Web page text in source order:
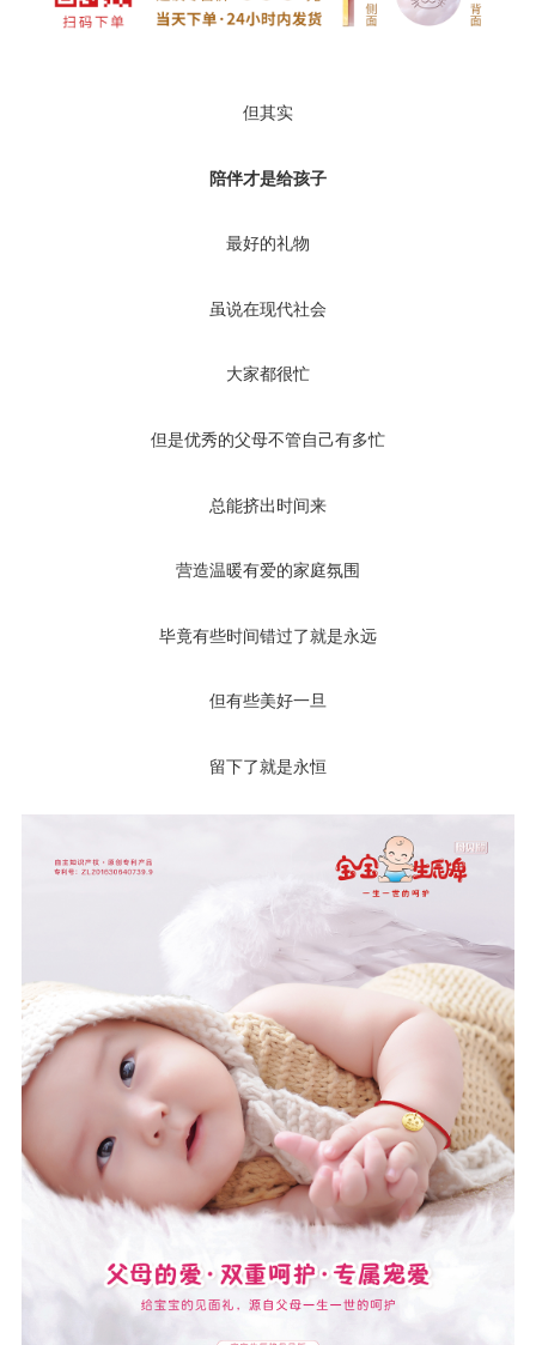
但其实
陪伴才是给孩子
最好的礼物
虽说在现代社会
大家都很忙
但是优秀的父母不管自己有多忙
总能挤出时间来
营造温暖有爱的家庭氛围
毕竟有些时间错过了就是永远
但有些美好一旦
留下了就是永恒